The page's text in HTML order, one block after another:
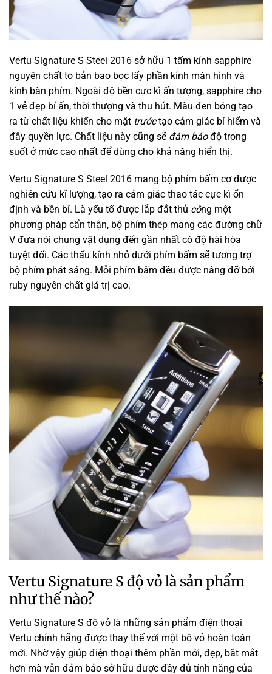
Vertu Signature S Steel 2016 sở hữu 1 tấm kính sapphire
nguyên chất to bản bao bọc lấy phần kính màn hình và
kính bàn phím. Ngoài độ bền cực kì ấn tượng, sapphire cho
1 vẻ đẹp bí ẩn, thời thượng và thu hút. Màu đen bóng tạo
ra từ chất liệu khiến cho mặt trướctạo cảm giác bí hiểm và
đầy quyền lực. Chất liệu này cũng sẽ đảm bảođộ trong
suốt ở mức cao nhất đểdùng cho khả năng hiển thị.
Vertu Signature S Steel 2016 mang bộ phím bấm cơ được
nghiên cứu kĩ lượng, tạo ra cảm giác thao tác cực kì ổn
định và bền bỉ. Là yếu tố được lắp đắt thủ công một
phương pháp cẩn thận, bộ phím thép mang các đường chữ
V đưa nói chung vật dụng đến gần nhất có độ hài hòa
tuyệt đối. Các thấu kính nhỏ dưới phím bấm sẽ tương trợ
bộ phím phát sáng. Mỗi phím bấm đều được nâng đỡ bởi
ruby nguyên chất giá trị cao.
Vertu Signature S độ vỏ là sản phẩm
như thế nào?
Vertu Signature S độ vỏ là những sản phẩm điện thoại
Vertu chính hãng được thay thế với một bộ vỏ hoàn toàn
mới. Nhờ vậy giúp điện thoại thêm phần mới, đẹp, bắt mắt
hơn mà vẫn đảm bảo sở hữu được đầy đủ tính năng của